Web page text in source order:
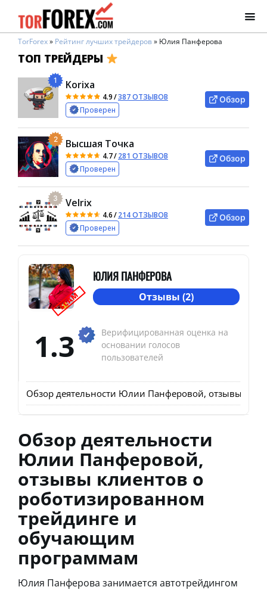
TorForex» Рейтинг лучших трейдеров» Юлия Панферова
ТОП ТРЕЙДЕРЫ
1 Korixa
4.9/387 ОТЗЫВОВ
Проверен
Обзор
2 Высшая Точка
4.7/281 ОТЗЫВОВ
Проверен
Обзор
3 Velrix
4.6/214 ОТЗЫВОВ
Проверен
Обзор
SCAM
ЮЛИЯ ПАНФЕРОВА
Отзывы (2)
1.3
Верифицированная оценка на
основании голосов
пользователей
Обзор деятельности Юлии Панферовой, отзывы
Обзор деятельности
Юлии Панферовой,
отзывы клиентов о
роботизированном
трейдинге и
обучающим
программам
Юлия Панферова занимается автотрейдингом